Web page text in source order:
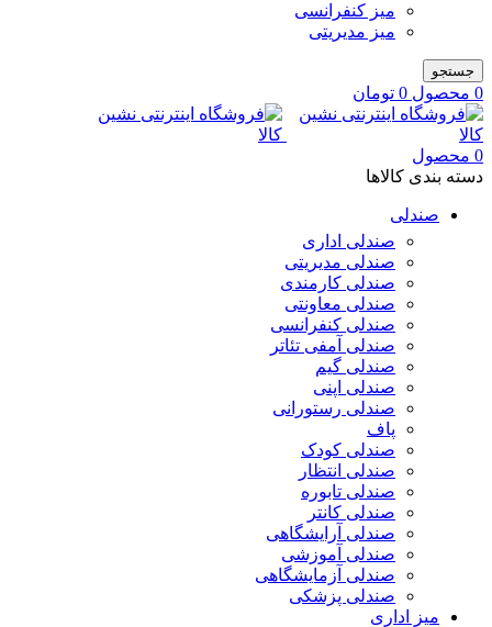
میز کنفرانسی
میز مدیریتی
جستجو
0 محصول 0 تومان
0 محصول
دسته بندی کالاها
صندلی
صندلی اداری
صندلی مدیریتی
صندلی کارمندی
صندلی معاونتی
صندلی کنفرانسی
صندلی آمفی تئاتر
صندلی گیم
صندلی اپنی
صندلی رستورانی
پاف
صندلی کودک
صندلی انتظار
صندلی تابوره
صندلی کانتر
صندلی آرایشگاهی
صندلی آموزشی
صندلی آزمایشگاهی
صندلی پزشکی
میز اداری